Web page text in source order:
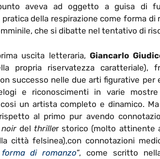
aveva ad oggetto a guisa di
pratica della respirazione come forma
che si dibatte nel tentativo di
uscita letteraria, Giancarlo
propria riservatezza
successo nelle due arti figurative
e riconoscimenti in varie
un artista completo e dinamico.
al primo pur avendo
noir del thriller storico (molto attinente
città felsinea),con connotazioni
di romanzo”, come scritto